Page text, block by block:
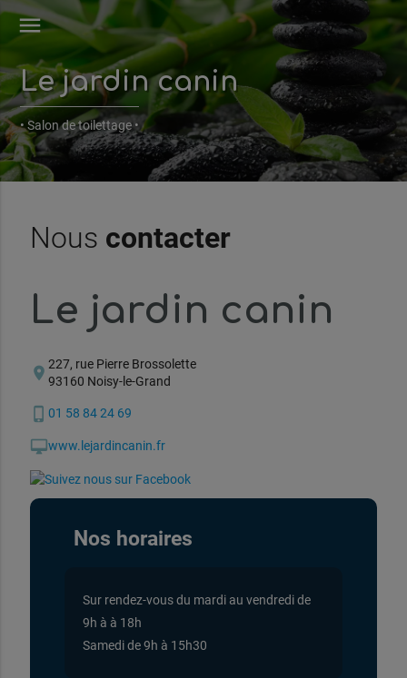
menu
Le jardin canin
• Salon de toilettage •
Nous contacter
Le jardin canin
location_on 227, rue Pierre Brossolette
93160 Noisy-le-Grand
phone_iphone 01 58 84 24 69
desktop_macwww.lejardincanin.fr
Nos horaires
Sur rendez-vous du mardi au vendredi de
9h à à 18h
Samedi de 9h à 15h30